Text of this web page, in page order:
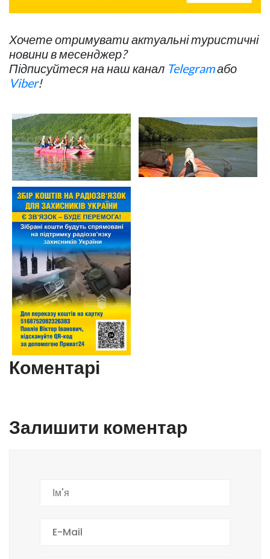
Хочете отримувати актуальні туристичні
новини в месенджер?
Підписуйтеся на наш канал Telegramабо
Viber!
Коментарі
Залишити коментар